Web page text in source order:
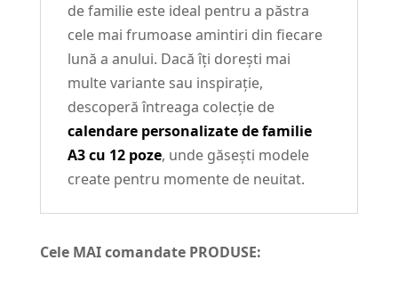
de familie este ideal pentru a păstra
cele mai frumoase amintiri din fiecare
lună a anului. Dacă îți dorești mai
multe variante sau inspirație,
descoperă întreaga colecție de
calendare personalizate de familie
A3 cu 12 poze, unde găsești modele
create pentru momente de neuitat.
Cele MAI comandate PRODUSE: